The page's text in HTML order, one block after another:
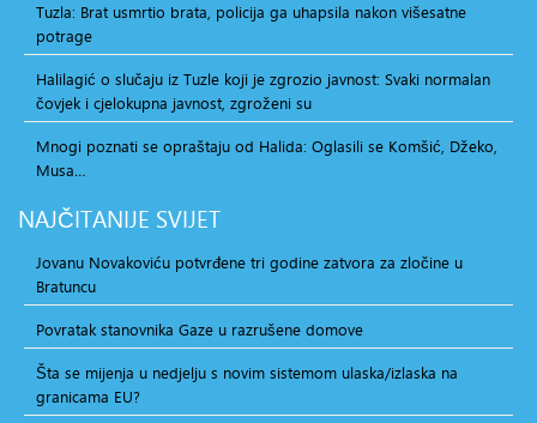
Tuzla: Brat usmrtio brata, policija ga uhapsila nakon višesatne
potrage
Halilagić o slučaju iz Tuzle koji je zgrozio javnost: Svaki normalan
čovjek i cjelokupna javnost, zgroženi su
Mnogi poznati se opraštaju od Halida: Oglasili se Komšić, Džeko,
Musa…
NAJČITANIJE SVIJET
Jovanu Novakoviću potvrđene tri godine zatvora za zločine u
Bratuncu
Povratak stanovnika Gaze u razrušene domove
Šta se mijenja u nedjelju s novim sistemom ulaska/izlaska na
granicama EU?